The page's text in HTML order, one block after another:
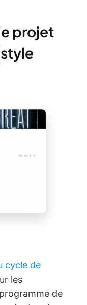
projet
cycle de
les
de